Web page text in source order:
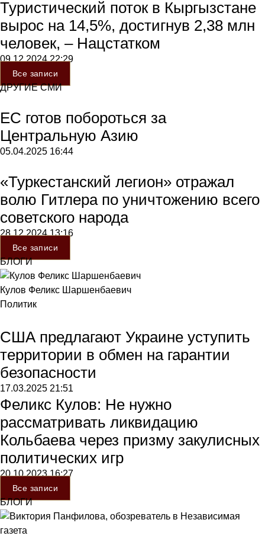
Туристический поток в Кыргызстане
вырос на 14,5%, достигнув 2,38 млн
человек, – Нацстатком
09.12.202422:29
Все записи
ДРУГИЕ СМИ
ЕС готов побороться за
Центральную Азию
05.04.2025 16:44
«Туркестанский легион» отражал
волю Гитлера по уничтожению всего
советского народа
28.12.202413:16
Все записи
БЛОГИ
Кулов Феликс Шаршенбаевич
Политик
США предлагают Украине уступить
территории в обмен на гарантии
безопасности
17.03.2025 21:51
Феликс Кулов: Не нужно
рассматривать ликвидацию
Кольбаева через призму закулисных
политических игр
20.10.202316:27
Все записи
БЛОГИ